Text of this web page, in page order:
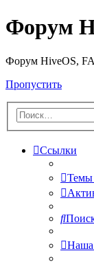
Форум
Форум HiveOS,
Пропустить
Ссылки
Темы
Наша